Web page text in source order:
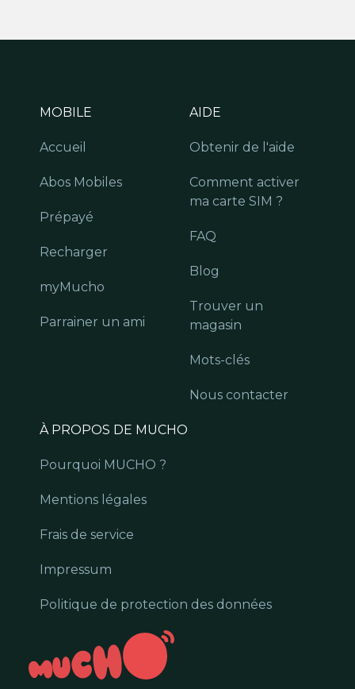
MOBILE
Accueil
Abos Mobiles
Prépayé
Recharger
myMucho
Parrainer un ami
AIDE
Obtenir de l'aide
Comment activer
ma carte SIM ?
FAQ
Blog
Trouver un
magasin
Mots-clés
Nous contacter
À PROPOS DE MUCHO
Pourquoi MUCHO ?
Mentions légales
Frais de service
Impressum
Politique de protection des données